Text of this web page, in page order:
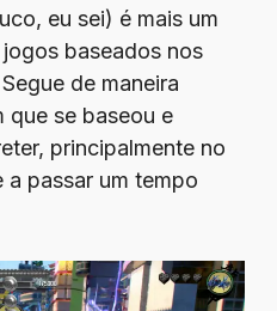
eu sei) é mais um
baseados nos
de maneira
que se baseou e
principalmente no
passar um tempo